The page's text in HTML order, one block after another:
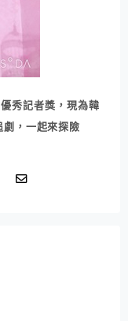
秀記者獎，現為韓
，一起來探險